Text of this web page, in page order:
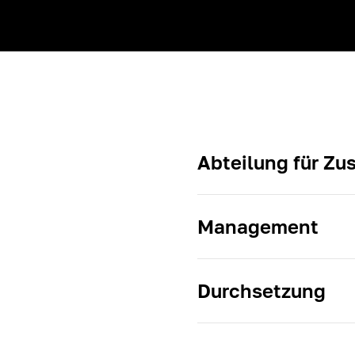
Abteilung für
Management
Durchsetzung